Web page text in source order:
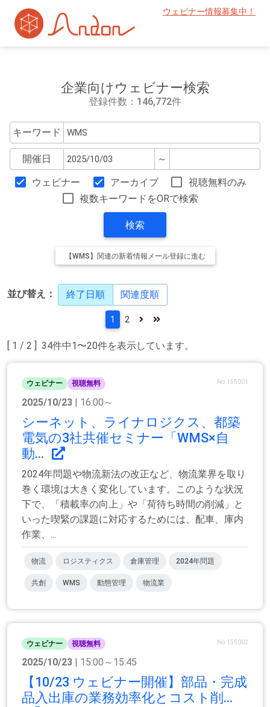
ウェビナー情報募集中！
企業向けウェビナー検索
登録件数：146,772件
キーワード
開催日 ～
ウェビナー アーカイブ
視聴無料のみ
複数キーワードをORで検索
検索
【WMS】関連の新着情報メール登録に進む
並び替え： 終了日順 関連度順
[ 1 / 2 ] 34件中1〜20件を表示しています。
1 2
ウェビナー 視聴無料 No.155001
2025/10/23 | 16:00～
シーネット、ライナロジクス、都築
電気の3社共催セミナー「WMS×自
動...
2024年問題や物流新法の改正など、物流業界を取り
巻く環境は大きく変化しています。このような状況
下で、「積載率の向上」や「荷待ち時間の削減」と
いった喫緊の課題に対応するためには、配車、庫内
作業、...
物流 ロジスティクス 倉庫管理 2024年問題
共創 WMS 動態管理 物流業
ウェビナー 視聴無料 No.155002
2025/10/23 | 15:00～15:45
【10/23 ウェビナー開催】部品・完成
品入出庫の業務効率化とコスト削...